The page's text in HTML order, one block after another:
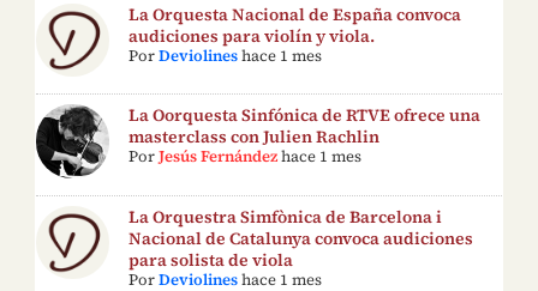
La Orquesta Nacional de España convoca
audiciones para violín y viola.
PorDeviolines hace 1 mes
La Oorquesta Sinfónica de RTVE ofrece una
masterclass con Julien Rachlin
PorJesús Fernández hace 1 mes
La Orquestra Simfònica de Barcelona i
Nacional de Catalunya convoca audiciones
para solista de viola
PorDeviolines hace 1 mes